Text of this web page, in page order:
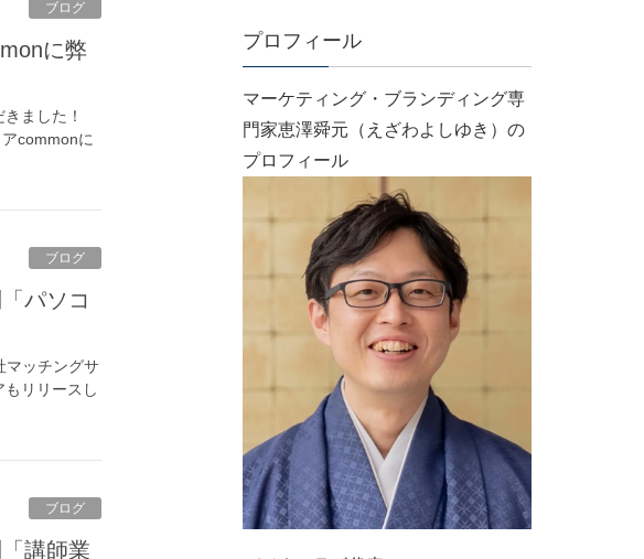
ブログ
ました！
commonに
ブログ
マッチングサ
リリースし
ブログ
プロフィール
マーケティング・ブランディング専
門家恵澤舜元（えざわよしゆき）の
プロフィール